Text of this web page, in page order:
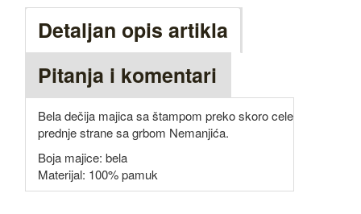
Detaljan opis artikla
Pitanja i komentari
Bela dečija majica sa štampom preko skoro cele
prednje strane sa grbom Nemanjića.
Boja majice: bela
Materijal: 100% pamuk